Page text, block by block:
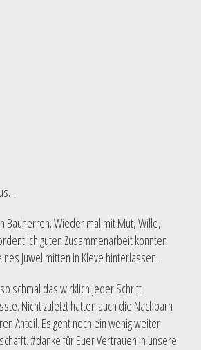
Bauherren. Wieder mal mit Mut, Wille,
guten Zusammenarbeit konnten
Juwel mitten in Kleve hinterlassen.
schmal das wirklich jeder Schritt
Nicht zuletzt hatten auch die Nachbarn
Anteil. Es geht noch ein wenig weiter
#danke für Euer Vertrauen in unsere